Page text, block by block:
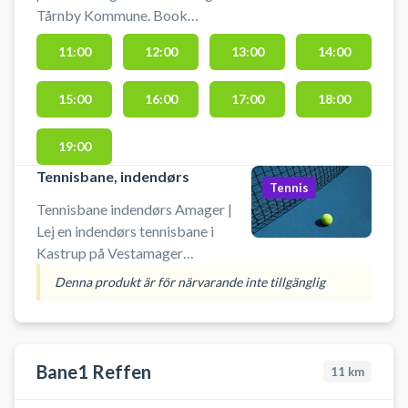
Tårnby Kommune. Book
tennisbane og spil tennis i Kastrup
på en af de udendørs grusbaner
der ligger ved tennisklubben NTK
Amager Tennisklub.
11:00 12:00 13:00 14:00
15:00 16:00 17:00 18:00
19:00
Tennisbane, indendørs
Tennisbane indendørs Amager |
Lej en indendørs tennisbane i
Kastrup på Vestamager
Idrætsanlæg i Tårnby Kommune.
Teninsklubben på anlægget
hedder NTK Amager Tennisklub.
Kastrup på en indendørs
tennisbane i Skelgårdshallen.
Tennis
Denna produkt är för närvarande inte tillgänglig
Bane1 Reffen 11 km